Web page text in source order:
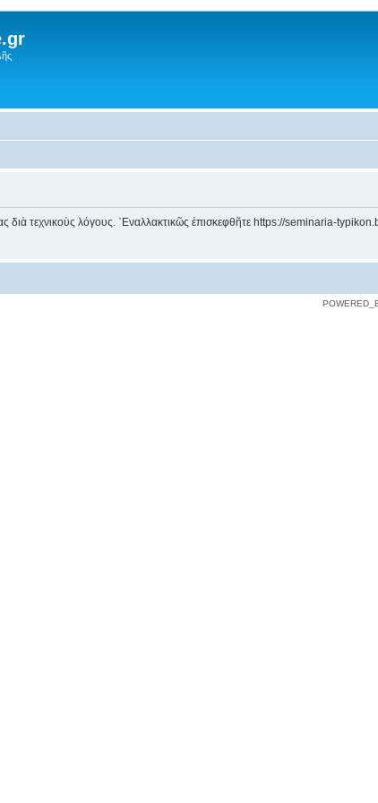
διὰ τεχνικοὺς λόγους. ᾿Εναλλακτικῶς ἐπισκεφθῆτε https://